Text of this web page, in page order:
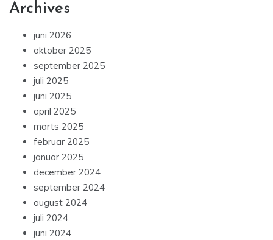
Archives
juni 2026
oktober 2025
september 2025
juli 2025
juni 2025
april 2025
marts 2025
februar 2025
januar 2025
december 2024
september 2024
august 2024
juli 2024
juni 2024